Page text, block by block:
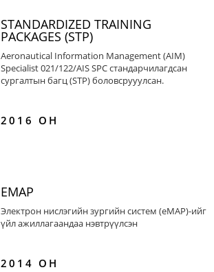
STANDARDIZED TRAINING
PACKAGES (STP)
Aeronautical Information Management (AIM)
Specialist 021/122/AIS SPC стандарчилагдсан
сургалтын багц (STP) боловсрууулсан.
2016 ОН
EMAP
Электрон нислэгийн зургийн систем (eMAP)-ийг
үйл ажиллагаандаа нэвтрүүлсэн
2014 ОН